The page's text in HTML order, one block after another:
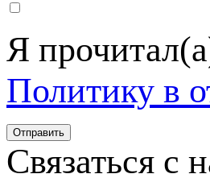
Я
Политику в
Связаться с